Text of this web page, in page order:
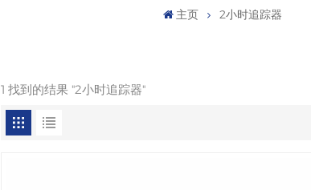
主页 2小时追踪器
1 找到的结果 "2小时追踪器"